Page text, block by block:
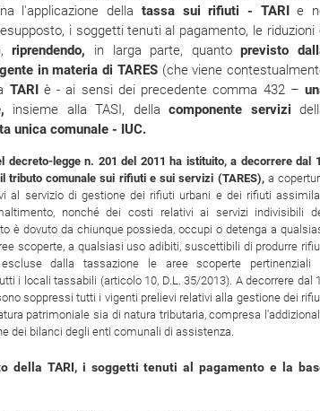
l'applicazione della tassa sui rifiuti - TARIe
i soggetti tenuti al pagamento, le riduzioni
riprendendo, in larga parte, quantoprevisto
in materia di TARES(che viene
TARIè - ai sensi dei precedente comma 432 –
insieme alla TASI, dellacomponente servizi
unica comunale - IUC.
decreto-legge n. 201 del 2011 ha istituito, a decorrere dal
tributo comunale sui rifiuti e sui servizi (TARES),a
al servizio di gestione dei rifiuti urbani e dei rifiuti
nonché dei costi relativi ai servizi indivisibili
è dovuto da chiunque possieda, occupi o detenga a
scoperte, a qualsiasi uso adibiti, suscettibili di produrre
dalla tassazione le aree scoperte pertinenziali
i locali tassabili (articolo 10, D.L. 35/2013). A decorrere dal
soppressi tutti i vigenti prelievi relativi alla gestione dei
patrimoniale sia di natura tributaria, compresa
dei bilanci degli enti comunali di assistenza.
della TARI, i soggetti tenuti al pagamento e la